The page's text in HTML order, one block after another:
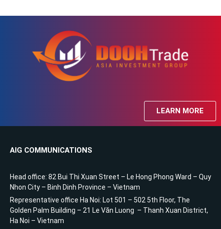
LEARN MORE
AIG COMMUNICATIONS
Head office: 82 Bui Thi Xuan Street – Le Hong Phong Ward – Quy
Nhon City – Binh Dinh Province – Vietnam
Representative office Ha Noi: Lot 501 – 502 5th Floor, The
Golden Palm Building – 21 Le Văn Luong – Thanh Xuan District,
Ha Noi – Vietnam